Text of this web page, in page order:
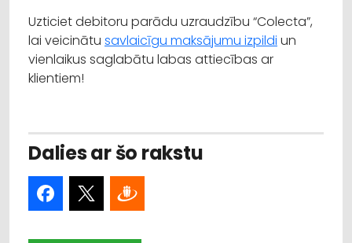
Uzticiet debitoru parādu uzraudzību “Colecta”,
lai veicinātu savlaicīgu maksājumu izpildi un
vienlaikus saglabātu labas attiecības ar
klientiem!
Dalies ar šo rakstu